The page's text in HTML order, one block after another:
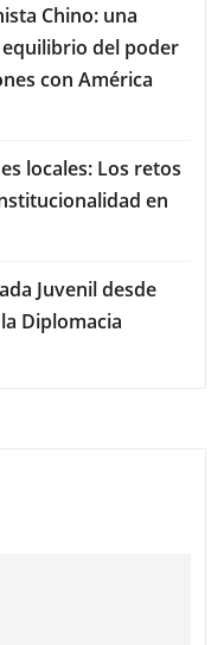
Chino: una
del poder
con América
locales: Los retos
en
Juvenil desde
Diplomacia